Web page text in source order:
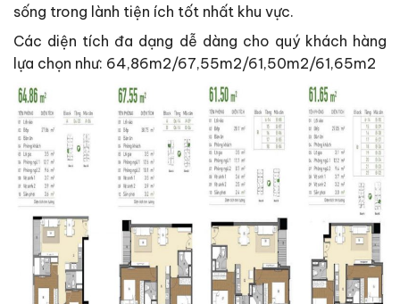
sống trong lành tiện ích tốt nhất khu vực.
Các diện tích đa dạng dễ dàng cho quý khách hàng
lựa chọn như: 64,86m2/67,55m2/61,50m2/61,65m2